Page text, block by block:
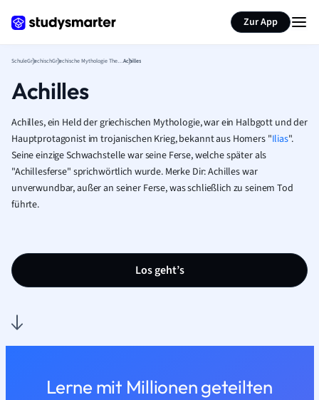
Zur App
SchuleGriechisch Griechische Mythologie TheorieAchilles
Achilles
Achilles, ein Held der griechischen Mythologie, war ein Halbgott und der
Hauptprotagonist im trojanischen Krieg, bekannt aus Homers "Ilias".
Seine einzige Schwachstelle war seine Ferse, welche später als
"Achillesferse" sprichwörtlich wurde. Merke Dir: Achilles war
unverwundbar, außer an seiner Ferse, was schließlich zu seinem Tod
führte.
Los geht’s
Lerne mit Millionen geteilten
Seite zusammenfassen